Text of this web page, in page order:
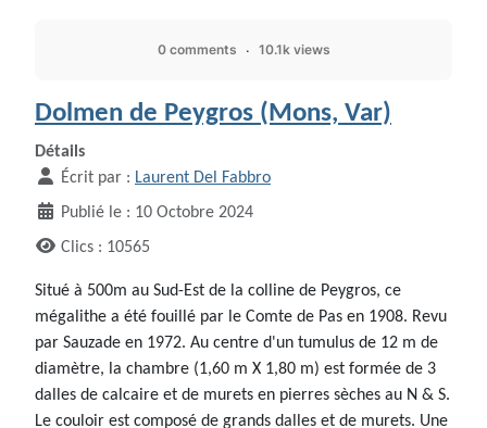
0 comments 10.1k views
Dolmen de Peygros (Mons, Var)
Détails
Écrit par : Laurent Del Fabbro
Publié le : 10 Octobre 2024
Clics : 10565
Situé à 500m au Sud-Est de la colline de Peygros, ce
mégalithe a été fouillé par le Comte de Pas en 1908. Revu
par Sauzade en 1972. Au centre d'un tumulus de 12 m de
diamètre, la chambre (1,60 m X 1,80 m) est formée de 3
dalles de calcaire et de murets en pierres sèches au N & S.
Le couloir est composé de grands dalles et de murets. Une